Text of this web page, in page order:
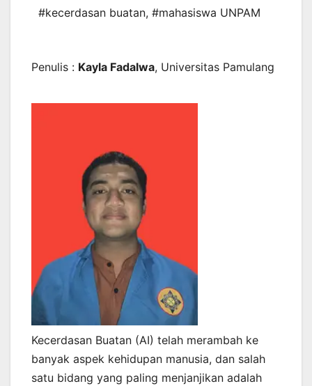
#kecerdasan buatan, #mahasiswa UNPAM
Penulis : Kayla Fadalwa, Universitas Pamulang
Kecerdasan Buatan (AI) telah merambah ke
banyak aspek kehidupan manusia, dan salah
satu bidang yang paling menjanjikan adalah